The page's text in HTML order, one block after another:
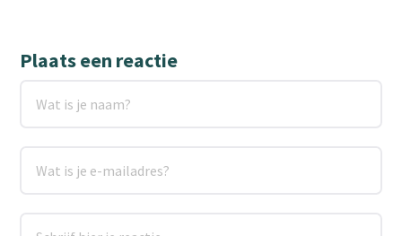
Plaats een reactie